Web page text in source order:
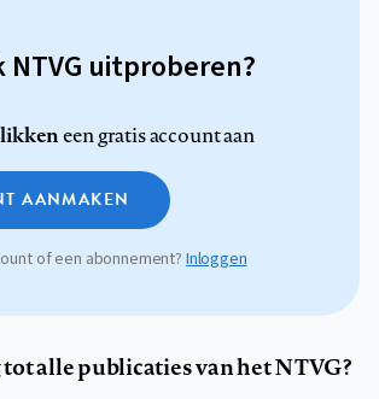
NTVG uitproberen?
een gratis account aan
AANMAKEN
of een abonnement? Inloggen
alle publicaties van het NTVG?